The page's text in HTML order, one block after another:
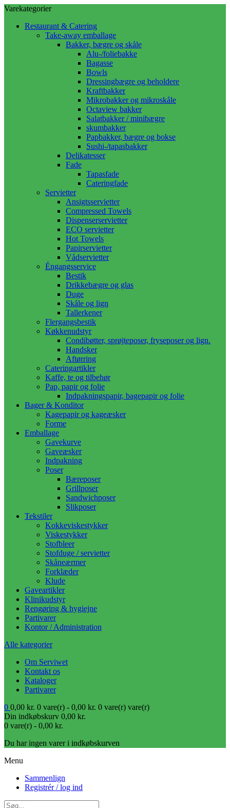
Varekategorier
Restaurant & Catering
Take-away emballage
Bakker, bægre og skåle
Alu-/foliebakke
Bagasse
Bowls
Dressingbægre og beholdere
Kraftbakker
Mikrobakker og mikroskåle
Octaview bakker
Salatbakker / minibægre
skumbakker
Papbakker, bægre og bokse
Sushi-/tapasbakker
Delikatesser
Fade
Tapasfade
Cateringfade
Servietter
Ansigtsservietter
Compressed Towels
Dispenserservietter
ECO servietter
Hot Towels
Papirservietter
Vådservietter
Éngangsservice
Bestik
Drikkebægre og glas
Duge
Skåle og lign
Tallerkener
Flergangsbestik
Køkkenudstyr
Condibøtter, sprøjteposer, fryseposer og lign.
Handsker
Aftørring
Cateringartikler
Kaffe, te og tilbehør
Pap, papir og folie
Indpakningspapir, bagepapir og folie
Bager & Konditor
Kagepapir og kageæsker
Forme
Emballage
Gavekurve
Gaveæsker
Indpakning
Poser
Bæreposer
Grillposer
Sandwichposer
Slikposer
Tekstiler
Kokkeviskestykker
Viskestykker
Stofbleer
Stofduge / servietter
Skåneærmer
Forklæder
Klude
Gaveartikler
Klinikudstyr
Rengøring & hygiejne
Partivarer
Kontor / Administration
Alle kategorier
Om Serviwet
Kontakt os
Kataloger
Partivarer
0 0,00 kr. 0 vare(r) - 0,00 kr. 0 vare(r) vare(r)
Din indkøbskurv 0,00 kr.
0 vare(r) - 0,00 kr.
Du har ingen varer i indkøbskurven
Menu
Sammenlign
Registrér / log ind